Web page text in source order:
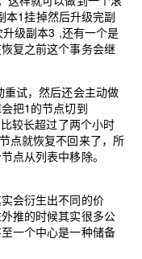
本1挂掉然后升级完副
级副本3 ,还有一个是
复之前这个事务会继
试，然后还会主动做
把1的节点切到
较长超过了两个小时
点就恢复不回来了，所
点从列表中移除。
会衍生出不同的价
推的时候其实很多公
一个中心是一种储备